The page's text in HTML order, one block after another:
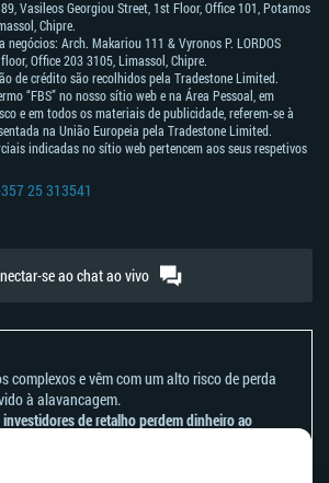
Vasileos Georgiou Street, 1st Floor, Office 101, Potamos
Chipre.
negócios: Arch. Makariou 111 & Vyronos Р. LORDOS
floor, Office 203 3105, Limassol, Chipre.
de crédito são recolhidos pela Tradestone Limited.
“FBS” no nosso sítio web e na Área Pessoal, em
e em todos os materiais de publicidade, referem-se à
na União Europeia pela Tradestone Limited.
indicadas no sítio web pertencem aos seus respetivos
25 313541
se ao chat ao vivo
complexos e vêm com um alto risco de perda
à alavancagem.
de retalho perdem dinheiro ao
como funcionam os CFDs e se tem